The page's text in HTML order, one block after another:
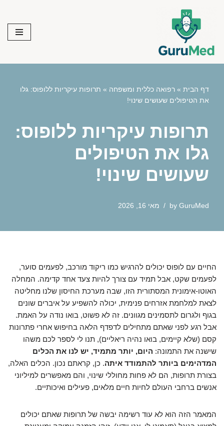
content
דף הבית » רפואה כללית ומשפחה » תרופות עיקריות ללופוס: גלו
את הטיפולים שעושים שינוי!
תרופות עיקריות ללופוס:
גלו את הטיפולים
שעושים שינוי!
by GuruMed מאי 16, 2026
החיים עם לופוס יכולים להרגיש כמו ריקוד מורכב, לפעמים סוער,
לפעמים שקט, אבל תמיד עם צורך להיות צעד אחד קדימה. המחלה
האוטו-אימונית המסתורית הזו, שבה מערכת החיסון שלנו מחליטה
לצאת למלחמת אזרחים פנימית, יכולה להשפיע על איברים שונים
בגוף ולגרום לתסמינים מגוונים. זה לא פשוט, בואו נודה על האמת.
אבל רגע לפני שאתם מתחילים לדפדף הלאה בחיפוש אחרי פתרונות
קסם (שלא קיימים, בואו נהיה ריאליים), תנו לי לספר לכם משהו
שישנה את התמונה: היום, יותר מתמיד, יש לנו את הכלים
המדהימים ביותר להתמודד איתה. כן, קראתם נכון. הכלים האלה,
בצורת תרופות, הם לא פחות מחוללי שינוי, והם מאפשרים למיליוני
אנשים ברחבי העולם לחיות חיים מלאים, פעילים ואיכותיים.
המאמר הזה הוא לא עוד רשימה יבשה של תרופות שאתם יכולים